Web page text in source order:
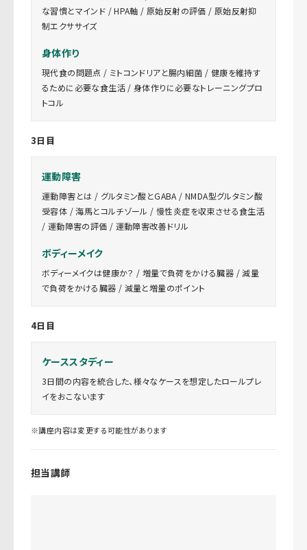
な習慣とマインド / HPA軸 / 原始反射の評価 / 原始反射抑
制エクササイズ
身体作り
現代食の問題点 / ミトコンドリアと腸内細菌 / 健康を維持す
るために必要な食生活 / 身体作りに必要なトレーニングプロ
トコル
3日目
運動障害
運動障害とは / グルタミン酸とGABA / NMDA型グルタミン酸
受容体 / 海馬とコルチゾール / 慢性炎症を収束させる食生活
/ 運動障害の評価 / 運動障害改善ドリル
ボディーメイク
ボディーメイクは健康か？ / 増量で負荷をかける臓器 / 減量
で負荷をかける臓器 / 減量と増量のポイント
4日目
ケーススタディー
3日間の内容を統合した、様々なケースを想定したロールプレ
イをおこないます
※講座内容は変更する可能性があります
担当講師